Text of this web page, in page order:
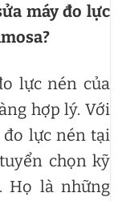
máy đo lực
lực nén của
hợp lý. Với
lực nén tại
chọn kỹ
Họ là những